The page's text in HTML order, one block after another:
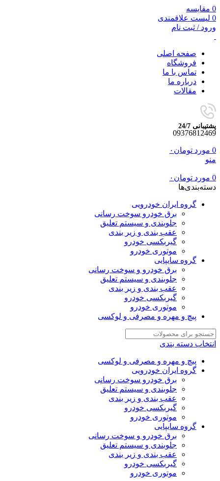
0 مقایسه
0 لیست علاقمندی
ورود / ثبت نام
صفحه اصلی
فروشگاه
تماس با ما
درباره ما
مقالات
پشتیبانی 24/7
09376812469
0 مورد تومان ۰
منو
0 مورد تومان ۰
دسته‌بندی‌ها
گروه ایران خودرویی
برق خودرو سوخت رسانی
جلوبندی و سیستم تعلیق
عقب بندی و زیر بندی
گیربکسی خودرو
موتوری خودرو
گروه سایپایی
برق خودرو و سوخت رسانی
جلوبندی و سیستم تعلیق
عقب بندی و زیر بندی
گیربکسی خودرو
موتوری خودرو
پیچ و مهره و مصرفی و لوکسی
انتخاب دسته بندی
پیچ و مهره و مصرفی و لوکسی
گروه ایران خودرویی
برق خودرو سوخت رسانی
جلوبندی و سیستم تعلیق
عقب بندی و زیر بندی
گیربکسی خودرو
موتوری خودرو
گروه سایپایی
برق خودرو و سوخت رسانی
جلوبندی و سیستم تعلیق
عقب بندی و زیر بندی
گیربکسی خودرو
موتوری خودرو